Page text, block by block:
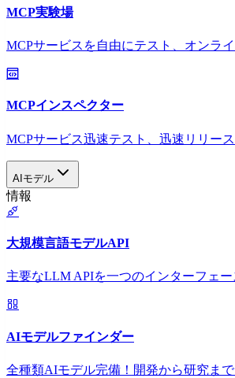
MCP実験場
MCPサービスを自由にテスト、オンラ
MCPインスペクター
MCPサービス迅速テスト、迅速リリース
AIモデル
情報
大規模言語モデルAPI
主要なLLM APIを一つのインターフェー
AIモデルファインダー
全種類AIモデル完備！開発から研究ま